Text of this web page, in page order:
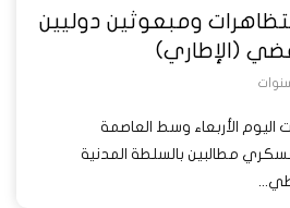
ومبعوثين دوليين
(الإطاري)
المئات اليوم الأربعاء وسط العاصمة
مطالبين بالسلطة المدنية